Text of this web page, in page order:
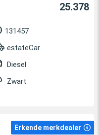
25.378
131457
estateCar
Diesel
Zwart
Erkende merkdealer